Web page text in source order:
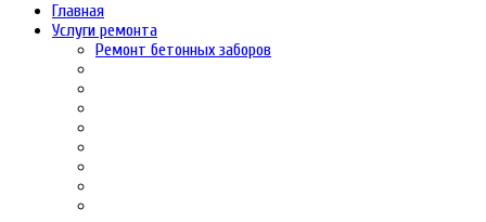
Главная
Услуги ремонта
Ремонт бетонных заборов